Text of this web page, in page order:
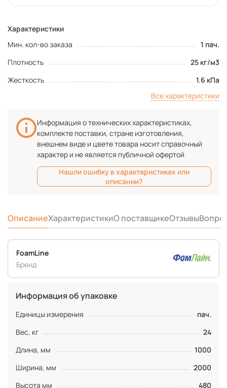
Характеристики
Мин. кол-во заказа
1 пач.
Плотность
25 кг/м3
Жесткость
1.6 кПа
Все характеристики
Информация о технических характеристиках,
комплекте поставки, стране изготовления,
внешнем виде и цвете товара носит справочный
характер и не является публичной офертой
Нашли ошибку в характеристиках или
описании?
ОписаниеХарактеристикиО поставщикеОтзывы
FoamLine
Бренд
Информация об упаковке
Единицы измерения
пач.
Вес, кг
24
Длина, мм
1000
Ширина, мм
2000
Высота мм
480